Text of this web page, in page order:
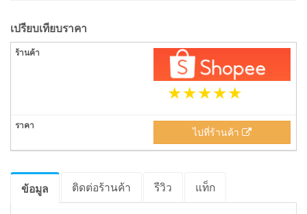
เปรียบเทียบราคา
ไปที่ร้านค้า
ข้อมูล ติดต่อร้านค้า รีวิว แท็ก